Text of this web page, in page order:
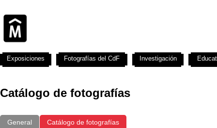
Catálogo de fotografías
General Catálogo de fotografías
Exposiciones Fotografías del CdF Investigación